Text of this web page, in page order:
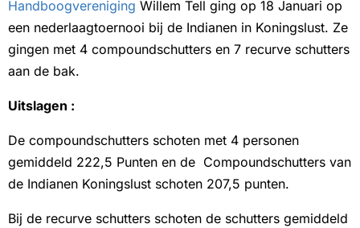
Handboogvereniging Willem Tell ging op 18 Januari op
een nederlaagtoernooi bij de Indianen in Koningslust. Ze
gingen met 4 compoundschutters en 7 recurve schutters
aan de bak.
Uitslagen :
De compoundschutters schoten met 4 personen
gemiddeld 222,5 Punten en de Compoundschutters van
de Indianen Koningslust schoten 207,5 punten.
Bij de recurve schutters schoten de schutters gemiddeld